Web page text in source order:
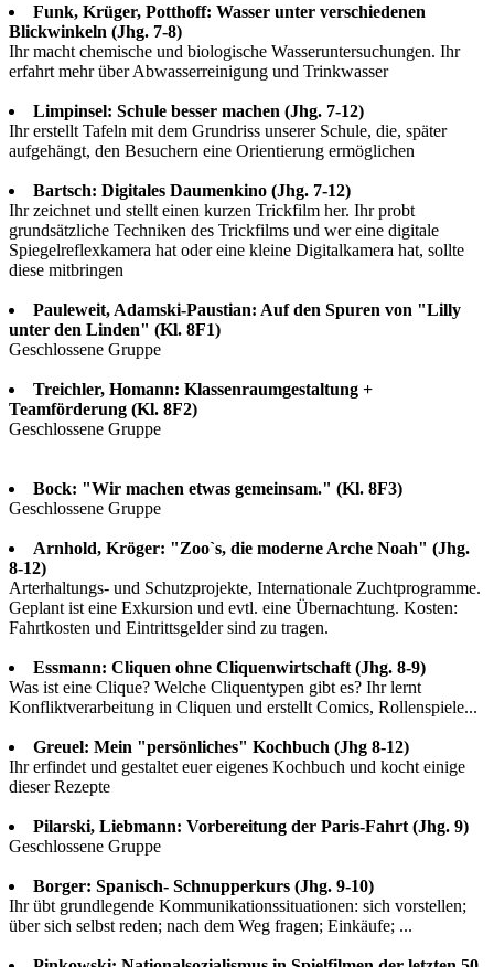
Funk, Krüger, Potthoff: Wasser unter verschiedenen
Blickwinkeln (Jhg. 7-8)
Ihr macht chemische und biologische Wasseruntersuchungen. Ihr
erfahrt mehr über Abwasserreinigung und Trinkwasser
Limpinsel: Schule besser machen (Jhg. 7-12)
Ihr erstellt Tafeln mit dem Grundriss unserer Schule, die, später
aufgehängt, den Besuchern eine Orientierung ermöglichen
Bartsch: Digitales Daumenkino (Jhg. 7-12)
Ihr zeichnet und stellt einen kurzen Trickfilm her. Ihr probt
grundsätzliche Techniken des Trickfilms und wer eine digitale
Spiegelreflexkamera hat oder eine kleine Digitalkamera hat, sollte
diese mitbringen
Pauleweit, Adamski-Paustian: Auf den Spuren von "Lilly
unter den Linden" (Kl. 8F1)
Geschlossene Gruppe
Treichler, Homann: Klassenraumgestaltung +
Teamförderung (Kl. 8F2)
Geschlossene Gruppe
Bock: "Wir machen etwas gemeinsam." (Kl. 8F3)
Geschlossene Gruppe
Arnhold, Kröger: "Zoo`s, die moderne Arche Noah" (Jhg.
8-12)
Arterhaltungs- und Schutzprojekte, Internationale Zuchtprogramme.
Geplant ist eine Exkursion und evtl. eine Übernachtung. Kosten:
Fahrtkosten und Eintrittsgelder sind zu tragen.
Essmann: Cliquen ohne Cliquenwirtschaft (Jhg. 8-9)
Was ist eine Clique? Welche Cliquentypen gibt es? Ihr lernt
Konfliktverarbeitung in Cliquen und erstellt Comics, Rollenspiele...
Greuel: Mein "persönliches" Kochbuch (Jhg 8-12)
Ihr erfindet und gestaltet euer eigenes Kochbuch und kocht einige
dieser Rezepte
Pilarski, Liebmann: Vorbereitung der Paris-Fahrt (Jhg. 9)
Geschlossene Gruppe
Borger: Spanisch- Schnupperkurs (Jhg. 9-10)
Ihr übt grundlegende Kommunikationssituationen: sich vorstellen;
über sich selbst reden; nach dem Weg fragen; Einkäufe; ...